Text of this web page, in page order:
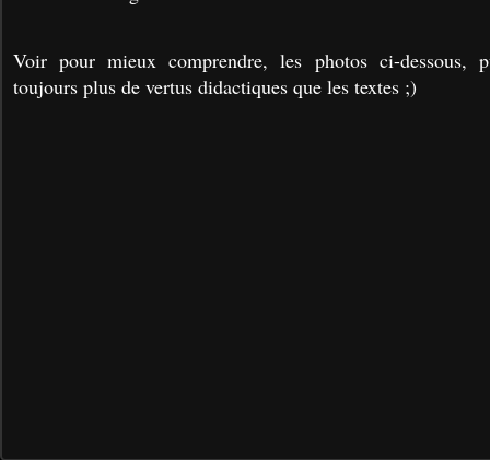
Voir pour mieux comprendre, les photos ci-dessous,
toujours plus de vertus didactiques que les textes ;)